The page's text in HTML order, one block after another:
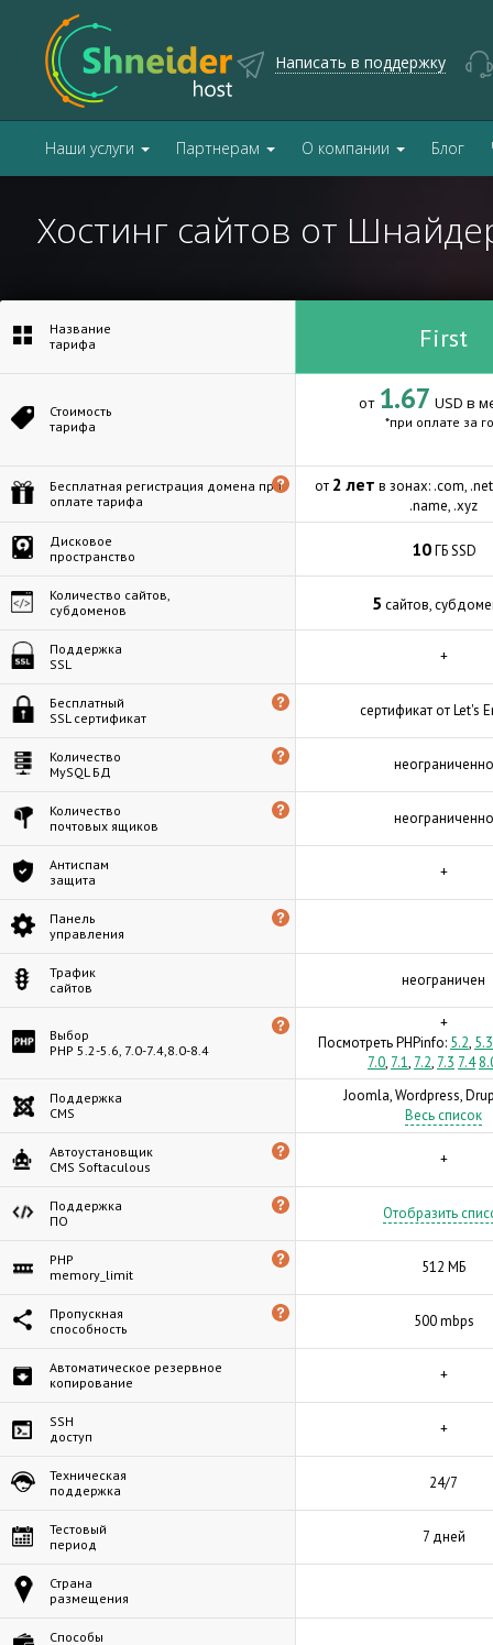
Написать в поддержку
Наши услуги Партнерам О компании Блог
Хостинг сайтов от
Название
тарифа
First
Стоимость
тарифа
от 1.67 USD в
*при оплате за
Бесплатная регистрация домена при
оплате тарифа
от 2 лет в зонах: .com,
.name, .xyz
Дисковое
пространство
10ГБ SSD
Количество сайтов,
субдоменов
5 сайтов,
Поддержка
SSL
+
Бесплатный
SSL сертификат
сертификат от Let's
Количество
MySQL БД
неограниченно
Количество
почтовых ящиков
неограниченно
Антиспам
защита
+
Панель
управления
Трафик
сайтов
неограничен
Выбор
PHP 5.2-5.6, 7.0-7.4,8.0-8.4
+
Посмотреть PHPinfo: 5.2, 5.3
7.0, 7.1, 7.2, 7.3 7.4
Поддержка
CMS
Joomla, Wordpress,
Весь список
Автоустановщик
CMS Softaculous
+
Поддержка
ПО
Отобразить
PHP
memory_limit
512 МБ
Пропускная
способность
500 mbps
Автоматическое резервное
копирование
+
SSH
доступ
+
Техническая
поддержка
24/7
Тестовый
период
7 дней
Страна
размещения
Способы